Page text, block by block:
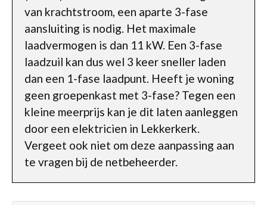
van krachtstroom, een aparte 3-fase
aansluiting is nodig. Het maximale
laadvermogen is dan 11 kW. Een 3-fase
laadzuil kan dus wel 3 keer sneller laden
dan een 1-fase laadpunt. Heeft je woning
geen groepenkast met 3-fase? Tegen een
kleine meerprijs kan je dit laten aanleggen
door een elektricien in Lekkerkerk.
Vergeet ook niet om deze aanpassing aan
te vragen bij de netbeheerder.